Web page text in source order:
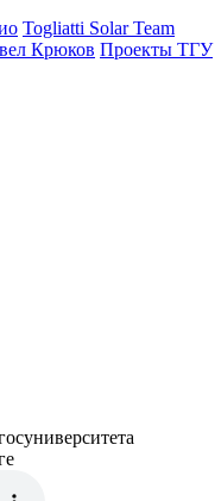
Togliatti Solar Team
Крюков Проекты ТГУ